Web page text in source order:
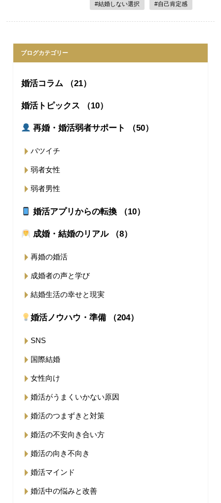
#結婚しない選択 #自己肯定感
ブログカテゴリー
婚活コラム （21）
婚活トピックス （10）
再婚・婚活弱者サポート （50）
バツイチ
弱者女性
弱者男性
婚活アプリからの転換 （10）
成婚・結婚のリアル （8）
再婚の婚活
成婚者の声と学び
結婚生活の幸せと現実
婚活ノウハウ・準備 （204）
SNS
国際結婚
女性向け
婚活がうまくいかない原因
婚活のつまずきと対策
婚活の不安向き合い方
婚活の向き不向き
婚活マインド
婚活中の悩みと改善